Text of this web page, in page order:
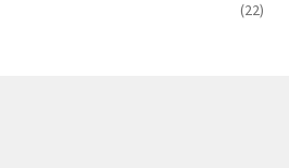
(22)